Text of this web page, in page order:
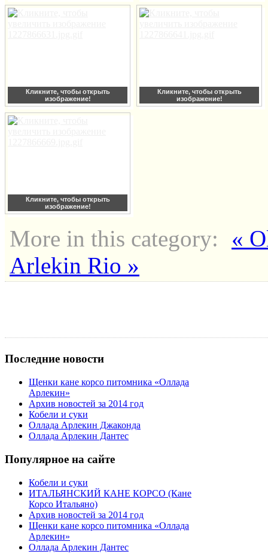
Кликните, чтобы открыть
изображение!
Кликните, чтобы открыть
изображение!
Кликните, чтобы открыть
изображение!
More in this category:
«
Arlekin Rio »
Последние новости
Щенки кане корсо питомника «Оллада
Арлекин»
Архив новостей за 2014 год
Кобели и суки
Оллада Арлекин Джаконда
Оллада Арлекин Дантес
Популярное на сайте
Кобели и суки
ИТАЛЬЯНСКИЙ КАНЕ КОРСО (Кане
Корсо Итальяно)
Архив новостей за 2014 год
Щенки кане корсо питомника «Оллада
Арлекин»
Оллада Арлекин Дантес